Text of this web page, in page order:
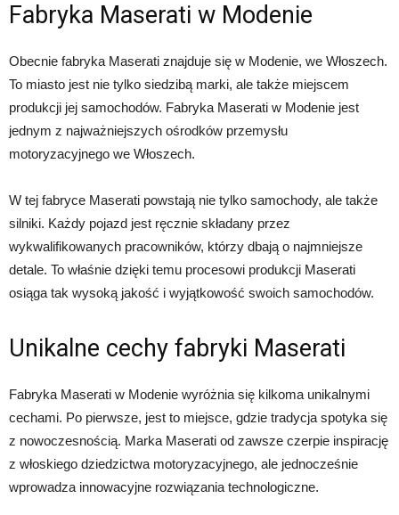
Fabryka Maserati w Modenie
Obecnie fabryka Maserati znajduje się w Modenie, we Włoszech.
To miasto jest nie tylko siedzibą marki, ale także miejscem
produkcji jej samochodów. Fabryka Maserati w Modenie jest
jednym z najważniejszych ośrodków przemysłu
motoryzacyjnego we Włoszech.
W tej fabryce Maserati powstają nie tylko samochody, ale także
silniki. Każdy pojazd jest ręcznie składany przez
wykwalifikowanych pracowników, którzy dbają o najmniejsze
detale. To właśnie dzięki temu procesowi produkcji Maserati
osiąga tak wysoką jakość i wyjątkowość swoich samochodów.
Unikalne cechy fabryki Maserati
Fabryka Maserati w Modenie wyróżnia się kilkoma unikalnymi
cechami. Po pierwsze, jest to miejsce, gdzie tradycja spotyka się
z nowoczesnością. Marka Maserati od zawsze czerpie inspirację
z włoskiego dziedzictwa motoryzacyjnego, ale jednocześnie
wprowadza innowacyjne rozwiązania technologiczne.